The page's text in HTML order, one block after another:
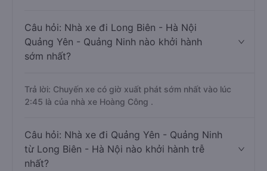
Câu hỏi: Nhà xe đi Long Biên - Hà Nội
Quảng Yên - Quảng Ninh nào khởi hành
sớm nhất?
Trả lời: Chuyến xe có giờ xuất phát sớm nhất vào lúc
2:45 là của nhà xe Hoàng Công .
Câu hỏi: Nhà xe đi Quảng Yên - Quảng Ninh
từ Long Biên - Hà Nội nào khởi hành trễ
nhất?